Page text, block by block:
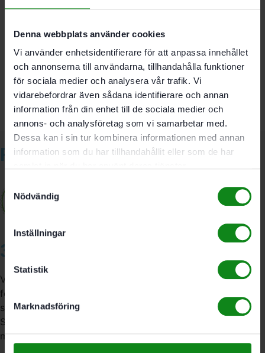
Denna webbplats använder cookies
Vi använder enhetsidentifierare för att anpassa innehållet
och annonserna till användarna, tillhandahålla funktioner
för sociala medier och analysera vår trafik. Vi
vidarebefordrar även sådana identifierare och annan
information från din enhet till de sociala medier och
annons- och analysföretag som vi samarbetar med.
Dessa kan i sin tur kombinera informationen med annan
information som du har tillhandahållit eller som de har
Nödvändig
Inställningar
Statistik
Marknadsföring
Det finns inga recensioner än.
Bli först med att recensera ”Festool Bordsinsats TE-
SYM 70”
Du måste varainloggadför att skriva en recension.
Relaterade produkter
3A Byggdelen
Vi är återförsäljare av elverktyg, tillbehör, infästning och
förbrukningsmaterial. Vi har en fysisk butik och
serviceverkstad i Stockholm samt en e-handel för hela
Sverige. Av oss får du professionell service av
medarbetare med gedigen erfarenhet.